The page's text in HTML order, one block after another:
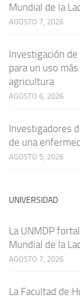
Mundial de la
AGOSTO 7, 2026
Investigación
para un uso
agricultura
AGOSTO 6, 2026
Investigadores
de una
AGOSTO 5, 2026
UNIVERSIDAD
La UNMDP
Mundial de la
AGOSTO 7, 2026
La Facultad de